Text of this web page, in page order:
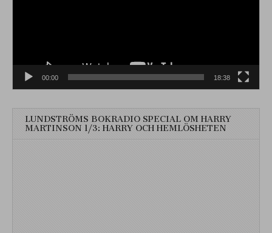
00:00 18:38
LUNDSTRÖMS BOKRADIO SPECIAL OM HARRY
MARTINSON 1/3: HARRY OCH HEMLÖSHETEN